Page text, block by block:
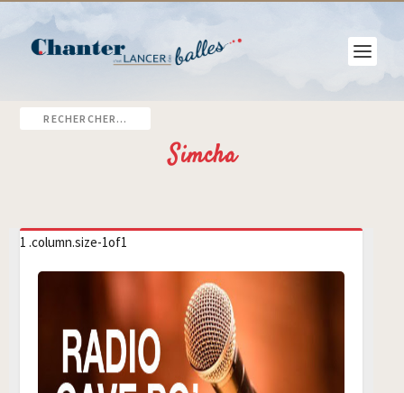
Simcha